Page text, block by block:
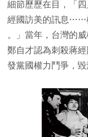
細節歷歷在目，「
經國訪美的訊息……
。」當年，台灣的
鄭自才認為刺殺蔣
發黨國權力鬥爭，毀